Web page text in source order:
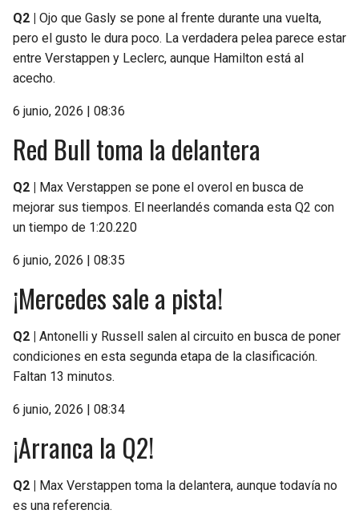
Q2 |
Ojo que Gasly se pone al frente durante una vuelta,
pero el gusto le dura poco. La verdadera pelea parece estar
entre Verstappen y Leclerc, aunque Hamilton está al
acecho.
6 junio, 2026 | 08:36
Red Bull toma la delantera
Q2 |
Max Verstappen se pone el overol en busca de
mejorar sus tiempos. El neerlandés comanda esta Q2 con
un tiempo de 1:20.220
6 junio, 2026 | 08:35
¡Mercedes sale a pista!
Q2 |
Antonelli y Russell salen al circuito en busca de poner
condiciones en esta segunda etapa de la clasificación.
Faltan 13 minutos.
6 junio, 2026 | 08:34
¡Arranca la Q2!
Q2 |
Max Verstappen toma la delantera, aunque todavía no
es una referencia.